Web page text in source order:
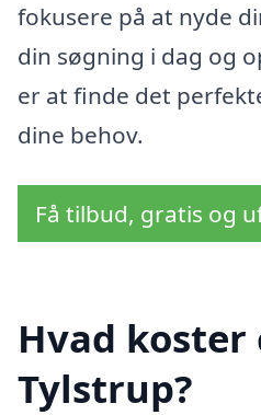
fokusere på at nyde
din søgning i dag og
er at finde det
dine behov.
Få tilbud, gratis og
Hvad
Tylstrup?